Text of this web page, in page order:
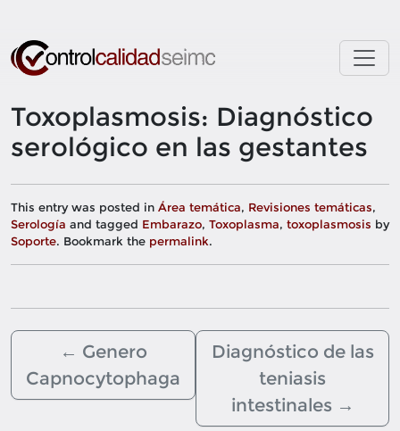
Skip to main content
Toxoplasmosis: Diagnóstico
serológico en las gestantes
This entry was posted in Área temática, Revisiones temáticas,
Serología and tagged Embarazo, Toxoplasma, toxoplasmosis by
Soporte. Bookmark the permalink.
← Genero
Capnocytophaga
Diagnóstico de las
teniasis
intestinales →